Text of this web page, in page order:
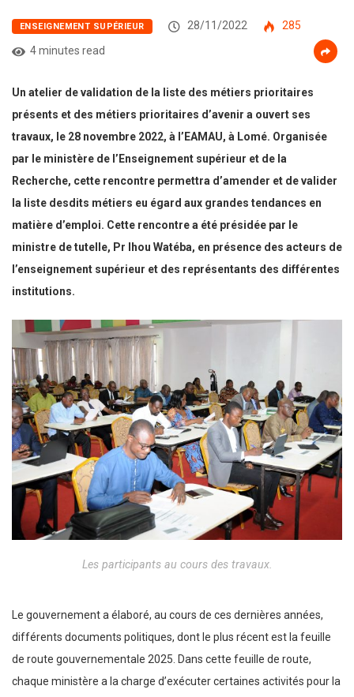
ENSEIGNEMENT SUPÉRIEUR 28/11/2022
285
4 minutes read
Un atelier de validation de la liste des métiers prioritaires
présents et des métiers prioritaires d’avenir a ouvert ses
travaux, le 28 novembre 2022, à l’EAMAU, à Lomé. Organisée
par le ministère de l’Enseignement supérieur et de la
Recherche, cette rencontre permettra d’amender et de valider
la liste desdits métiers eu égard aux grandes tendances en
matière d’emploi. Cette rencontre a été présidée par le
ministre de tutelle, Pr Ihou Watéba, en présence des acteurs de
l’enseignement supérieur et des représentants des différentes
institutions.
Les participants au cours des travaux.
Le gouvernement a élaboré, au cours de ces dernières années,
différents documents politiques, dont le plus récent est la feuille
de route gouvernementale 2025. Dans cette feuille de route,
chaque ministère a la charge d’exécuter certaines activités pour la